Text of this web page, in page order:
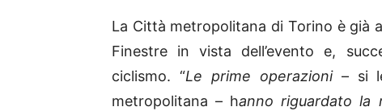
La Città metropolitana di Torino è già
Finestre in vista dell’evento e,
ciclismo. “Le prime operazioni– si
metropolitana – hanno riguardato la